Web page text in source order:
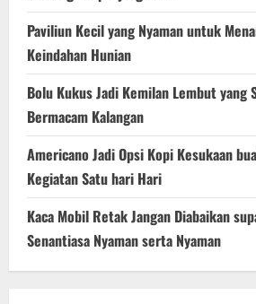
Paviliun Kecil yang Nyaman untuk
Keindahan Hunian
Bolu Kukus Jadi Kemilan Lembut yang
Bermacam Kalangan
Americano Jadi Opsi Kopi Kesukaan
Kegiatan Satu hari Hari
Kaca Mobil Retak Jangan Diabaikan
Senantiasa Nyaman serta Nyaman